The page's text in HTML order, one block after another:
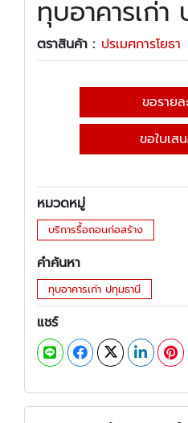
ทุบอาคารเก่า
ตราสินค้า : ปรเมศการโยธา
ขอรายล
ขอใบเส
หมวดหมู่
บริการรื้อถอนก่อสร้าง
คำค้นหา
ทุบอาคารเก่า ปทุมธานี
แชร์